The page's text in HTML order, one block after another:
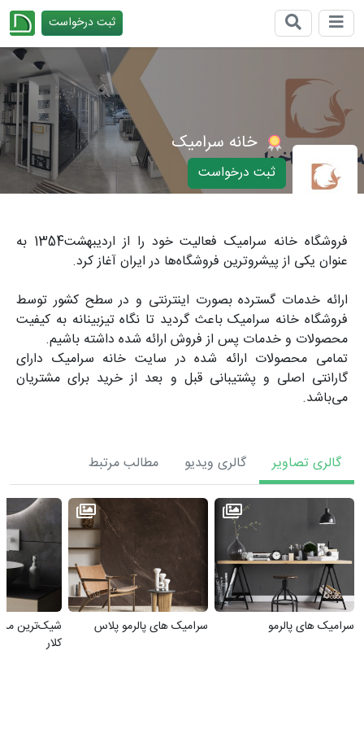
ثبت درخواست
خانه سرامیک
ثبت درخواست
فروشگاه خانه سرامیک فعالیت خود را از اردیبهشت1354 به
عنوان یکی از پیشروترین فروشگاه‌ها در ایران آغاز کرد.
ارائه خدمات گسترده بصورت اینترنتی و در سطح کشور توسط
فروشگاه خانه سرامیک باعث گردید تا نگاه تیزبینانه به کیفیت
محصولات و خدمات پس از فروش ارائه شده داشته باشیم.
تمامی محصولات ارائه شده در سایت خانه سرامیک دارای
گارانتی اصلی و پشتیبانی قبل و بعد از خرید برای مشتریان
می‌باشد.
گالری تصاویر گالری ویدیو مطالب مرتبط
سرامیک های پالرمو سرامیک های پالرمو پلاس
شیک‌ترین
کلار